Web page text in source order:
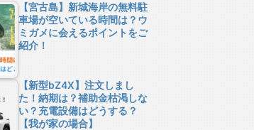
【宮古島】新城海岸の無料駐
車場が空いている時間は？ウ
ミガメに会えるポイントをご
紹介！
【新型bZ4X】注文しまし
た！納期は？補助金枯渇しな
い？充電設備はどうする？
【我が家の場合】